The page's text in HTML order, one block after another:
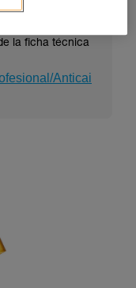
la ficha técnica
Anticai